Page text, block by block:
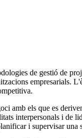
de gestió de
empresarials.
amb els que es
interpersonals i de
i supervisar